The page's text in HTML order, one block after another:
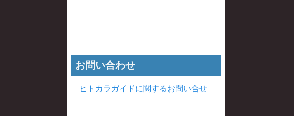
お問い合わせ
ヒトカラガイドに関するお問い合せ